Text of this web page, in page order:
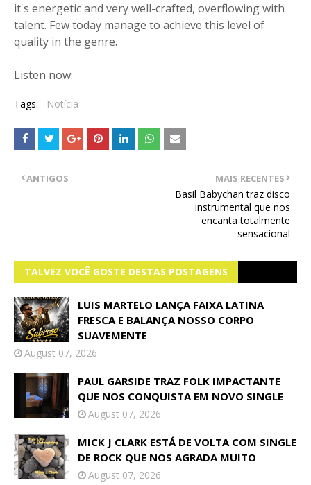
it's energetic and very well-crafted, overflowing with
talent. Few today manage to achieve this level of
quality in the genre.
Listen now:
Tags: Notícia
MAIS RECENTES
Basil Babychan traz disco
instrumental que nos
encanta totalmente
sensacional
ANTIGOS
TALVEZ VOCÊ GOSTE DESTAS POSTAGENS
LUIS MARTELO LANÇA FAIXA LATINA
FRESCA E BALANÇA NOSSO CORPO
SUAVEMENTE
August 07, 2026
PAUL GARSIDE TRAZ FOLK IMPACTANTE
QUE NOS CONQUISTA EM NOVO SINGLE
August 07, 2026
MICK J CLARK ESTÁ DE VOLTA COM SINGLE
DE ROCK QUE NOS AGRADA MUITO
August 07, 2026